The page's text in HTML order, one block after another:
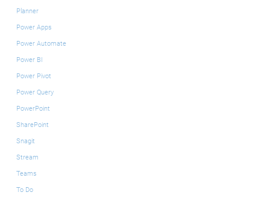
Planner
Power Apps
Power Automate
Power BI
Power Pivot
Power Query
PowerPoint
SharePoint
Snagit
Stream
Teams
To Do